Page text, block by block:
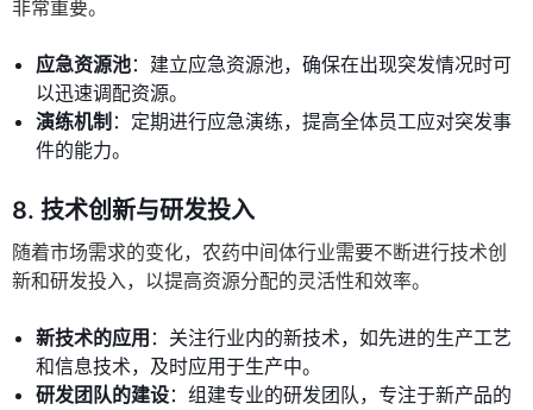
非常重要。
应急资源池：建立应急资源池，确保在出现突发情况时可
以迅速调配资源。
演练机制 ：定期进行应急演练，提高全体员工应对突发事
件的能力。
8. 技术创新与研发投入
随着市场需求的变化，农药中间体行业需要不断进行技术创
新和研发投入，以提高资源分配的灵活性和效率。
新技术的应用 ：关注行业内的新技术，如先进的生产工艺
和信息技术，及时应用于生产中。
研发团队的建设：组建专业的研发团队，专注于新产品的